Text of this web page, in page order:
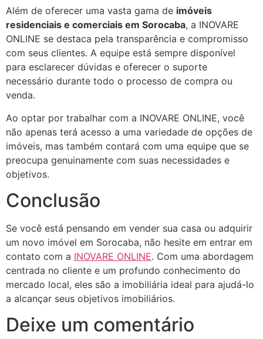
Além de oferecer uma vasta gama de imóveis
residenciais e comerciais em Sorocaba, a INOVARE
ONLINE se destaca pela transparência e compromisso
com seus clientes. A equipe está sempre disponível
para esclarecer dúvidas e oferecer o suporte
necessário durante todo o processo de compra ou
venda.
Ao optar por trabalhar com a INOVARE ONLINE, você
não apenas terá acesso a uma variedade de opções de
imóveis, mas também contará com uma equipe que se
preocupa genuinamente com suas necessidades e
objetivos.
Conclusão
Se você está pensando em vender sua casa ou adquirir
um novo imóvel em Sorocaba, não hesite em entrar em
contato com a INOVARE ONLINE. Com uma abordagem
centrada no cliente e um profundo conhecimento do
mercado local, eles são a imobiliária ideal para ajudá-lo
a alcançar seus objetivos imobiliários.
Deixe um comentário